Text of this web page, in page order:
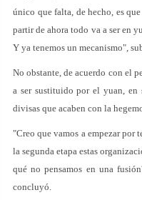
único que falta, de hecho, es
partir de ahora todo va a ser en
Y ya tenemos un mecanismo",
No obstante, de acuerdo con el
a ser sustituido por el yuan,
divisas que acaben con la
"Creo que vamos a empezar por
la segunda etapa estas
qué no pensamos en una
concluyó.